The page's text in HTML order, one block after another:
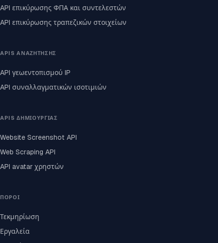
API επικύρωσης ΦΠΑ και συντελεστών
API επικύρωσης τραπεζικών στοιχείων
APIS ΑΝΑΖΉΤΗΣΗΣ
API γεωεντοπισμού IP
API συναλλαγματικών ισοτιμιών
APIS ΔΗΜΙΟΥΡΓΊΑΣ
Website Screenshot API
Web Scraping API
API avatar χρηστών
ΠΌΡΟΙ
Τεκμηρίωση
Εργαλεία